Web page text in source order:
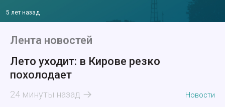
5 лет назад
Лента новостей
Лето уходит: в Кирове резко
похолодает
24 минуты назад Новости